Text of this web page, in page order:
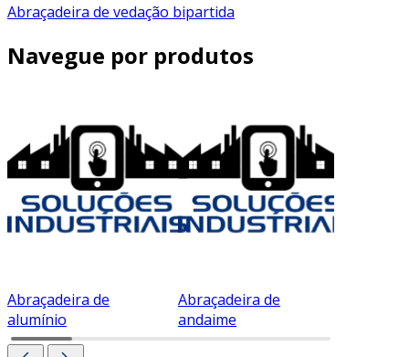
Abraçadeira de vedação bipartida
Navegue por produtos
Abraçadeira de
alumínio
Abraçadeira de
andaime